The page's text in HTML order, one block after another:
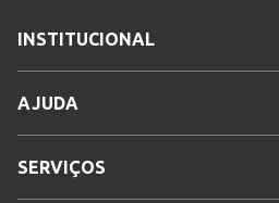
INSTITUCIONAL
AJUDA
SERVIÇOS